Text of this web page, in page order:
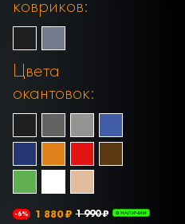
ковриков:
Цвета
окантовок:
-6% 1 880 ₽ 1 990 ₽ В НАЛИЧИИ